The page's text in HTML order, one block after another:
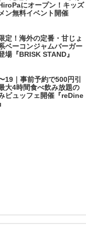
にオープン！キッズ
ン無料イベント開催
定！海外の定番・甘じょ
ベーコンジャムバーガー
場『BRISK STAND』
19｜事前予約で500円引
大4時間食べ飲み放題の
ビュッフェ開催『reDine